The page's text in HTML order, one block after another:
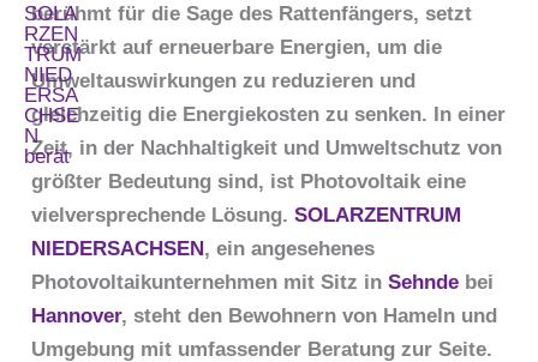
berühmt für die Sage des Rattenfängers, setzt
verstärkt auf erneuerbare Energien, um die
Umweltauswirkungen zu reduzieren und
gleichzeitig die Energiekosten zu senken. In einer
Zeit, in der Nachhaltigkeit und Umweltschutz von
größter Bedeutung sind, ist Photovoltaik eine
vielversprechende Lösung.SOLARZENTRUM
NIEDERSACHSEN, ein angesehenes
Photovoltaikunternehmen mit Sitz inSehnde bei
Hannover, steht den Bewohnern von Hameln und
Umgebung mit umfassender Beratung zur Seite.